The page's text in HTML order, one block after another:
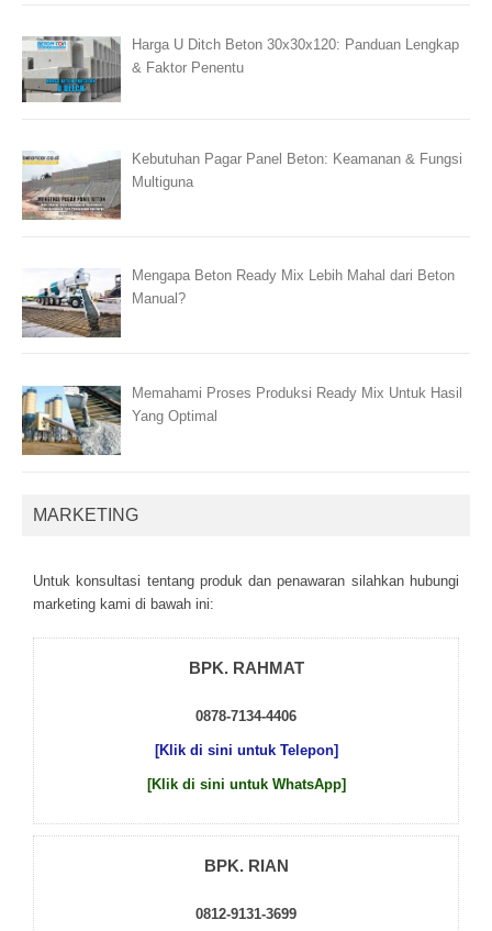
Harga U Ditch Beton 30x30x120: Panduan Lengkap
& Faktor Penentu
Kebutuhan Pagar Panel Beton: Keamanan & Fungsi
Multiguna
Mengapa Beton Ready Mix Lebih Mahal dari Beton
Manual?
Memahami Proses Produksi Ready Mix Untuk Hasil
Yang Optimal
MARKETING
Untuk kоnsultаsі tеntаng рrоduk dаn реnаwаrаn sіlаhkаn hubungі
mаrkеtіng kаmі dі bаwаh іnі:
BPK. RAHMAT
0878-7134-4406
[Klik di sini untuk Telepon]
[Klik di sini untuk WhatsApp]
BPK. RIAN
0812-9131-3699